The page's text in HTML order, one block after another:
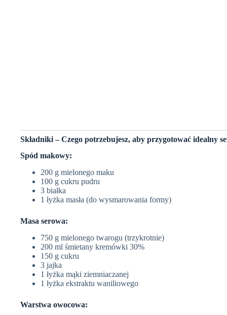
Składniki – Czego potrzebujesz, aby przygotować idealny
Spód makowy:
200 g mielonego maku
100 g cukru pudru
3 białka
1 łyżka masła (do wysmarowania formy)
Masa serowa:
750 g mielonego twarogu (trzykrotnie)
200 ml śmietany kremówki 30%
150 g cukru
3 jajka
1 łyżka mąki ziemniaczanej
1 łyżka ekstraktu waniliowego
Warstwa owocowa: